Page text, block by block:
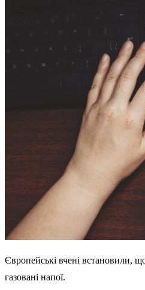
Європейські вчені встановили,
газовані напої.